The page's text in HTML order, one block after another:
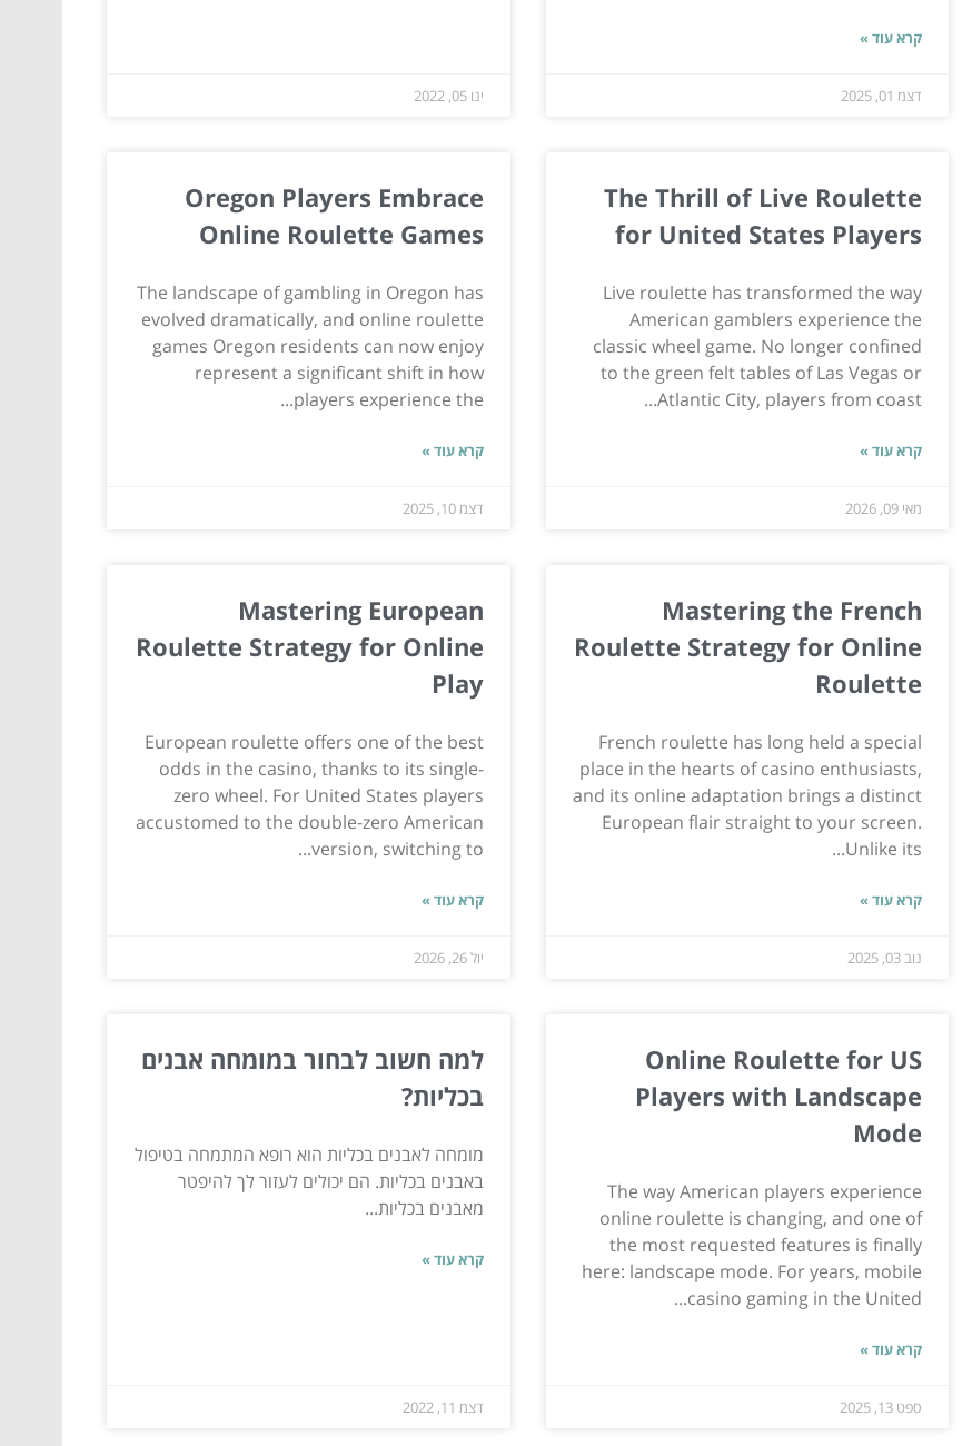
קרא עוד »
דצמ 01, 2025 ינו 05, 2022
The Thrill of Live Roulette
for United States Players
Live roulette has transformed the way
American gamblers experience the
classic wheel game. No longer confined
to the green felt tables of Las Vegas or
Atlantic City, players from coast...
קרא עוד »
מאי 09, 2026
Oregon Players Embrace
Online Roulette Games
The landscape of gambling in Oregon has
evolved dramatically, and online roulette
games Oregon residents can now enjoy
represent a significant shift in how
players experience the...
קרא עוד »
דצמ 10, 2025
Mastering the French
Roulette Strategy for Online
Roulette
French roulette has long held a special
place in the hearts of casino enthusiasts,
and its online adaptation brings a distinct
European flair straight to your screen.
Unlike its...
קרא עוד »
נוב 03, 2025
Mastering European
Roulette Strategy for Online
Play
European roulette offers one of the best
odds in the casino, thanks to its single-
zero wheel. For United States players
accustomed to the double-zero American
version, switching to...
קרא עוד »
יול 26, 2026
Online Roulette for US
Players with Landscape
Mode
The way American players experience
online roulette is changing, and one of
the most requested features is finally
here: landscape mode. For years, mobile
casino gaming in the United...
קרא עוד »
ספט 13, 2025
למה חשוב לבחור במומחה אבנים
בכליות?
מומחה לאבנים בכליות הוא רופא המתמחה בטיפול
באבנים בכליות. הם יכולים לעזור לך להיפטר
מאבנים בכליות...
קרא עוד »
דצמ 11, 2022